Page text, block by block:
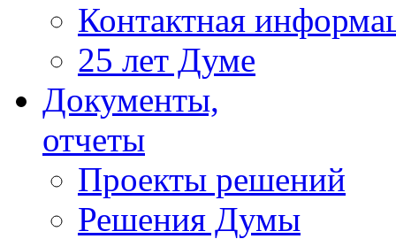
Контактная
25 лет Думе
Документы,
отчеты
Проекты решений
Решения Думы